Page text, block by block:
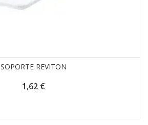
SOPORTE REVITON
1,62 €